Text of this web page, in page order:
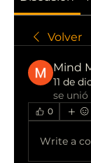
Volver
Mind
11 de
se
0
Write a